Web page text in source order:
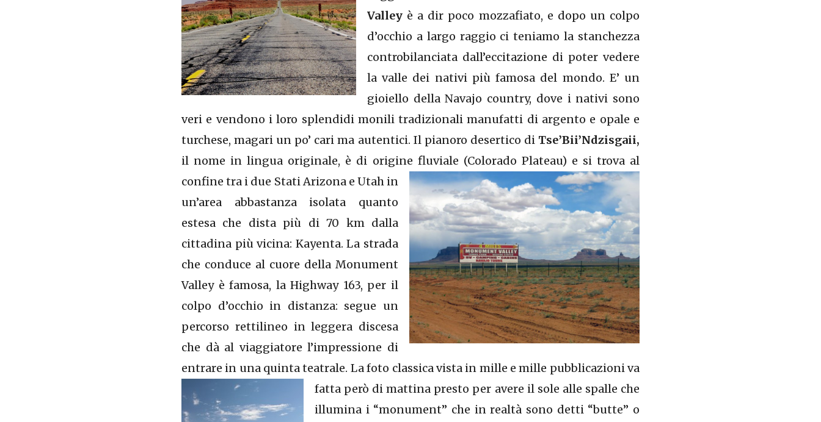
Valley è a dir poco mozzafiato, e dopo un colpo
d’occhio a largo raggio ci teniamo la stanchezza
controbilanciata dall’eccitazione di poter vedere
la valle dei nativi più famosa del mondo. E’ un
gioiello della Navajo country, dove i nativi sono
veri e vendono i loro splendidi monili tradizionali manufatti di argento e opale e
turchese, magari un po’ cari ma autentici. Il pianoro desertico di Tse’Bii’Ndzisgaii,
il nome in lingua originale, è di origine fluviale (Colorado Plateau) e si trova al
confine tra i due Stati Arizona e Utah in
un’area abbastanza isolata quanto
estesa che dista più di 70 km dalla
cittadina più vicina: Kayenta. La strada
che conduce al cuore della Monument
Valley è famosa, la Highway 163, per il
colpo d’occhio in distanza: segue un
percorso rettilineo in leggera discesa
che dà al viaggiatore l’impressione di
entrare in una quinta teatrale. La foto classica vista in mille emille pubblicazioni va
fatta però di mattina presto per avere il sole alle spalle che
illumina i “monument” che in realtà sono detti “butte” o